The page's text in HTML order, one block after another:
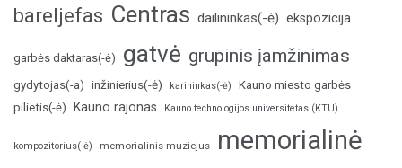
bareljefas Centras dailininkas(-ė) ekspozicija
garbės daktaras(-ė) gatvė grupinis įamžinimas
gydytojas(-a) inžinierius(-ė) karininkas(-ė)
Kauno miesto garbės
pilietis(-ė)
Kauno rajonas Kauno technologijos universitetas (KTU)
kompozitorius(-ė) memorialinis muziejus
memorialinė